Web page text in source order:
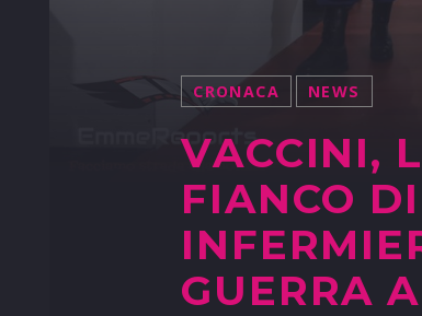
CRONACA NEWS
VACCINI,
FIANCO
GUERRA